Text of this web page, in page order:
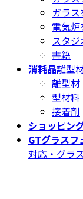
ガラ
電気炉
スタ
書籍
消耗品離型
離型材
型材料
接着剤
ショッピン
GTグラスフ
対応・グラ